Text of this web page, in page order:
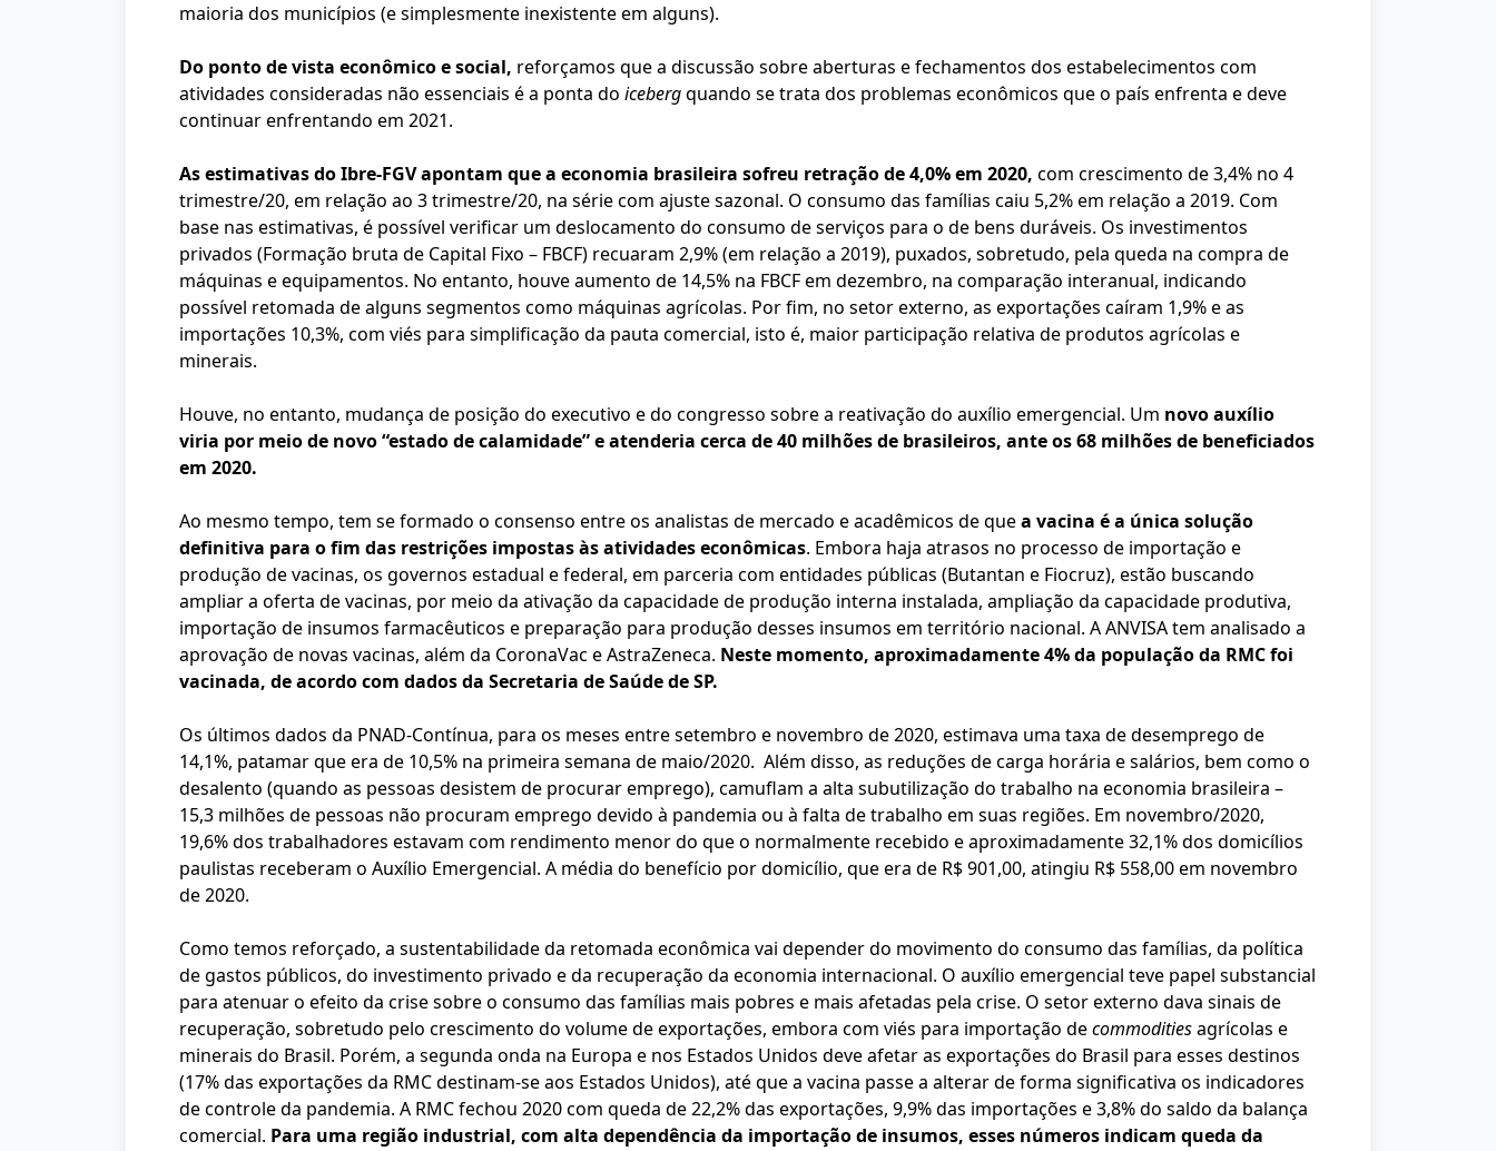
maioria dos municípios (e simplesmente inexistente em alguns).
Do ponto de vista econômico e social, reforçamos que a discussão sobre aberturas e fechamentos dos estabelecimentos com
atividades consideradas não essenciais é a ponta do icebergquando se trata dos problemas econômicos que o país enfrenta e deve
continuar enfrentando em 2021.
As estimativas do Ibre-FGV apontam que a economia brasileira sofreu retração de 4,0% em 2020, com crescimento de 3,4% no 4
trimestre/20, em relação ao 3 trimestre/20, na série com ajuste sazonal. O consumo das famílias caiu 5,2% em relação a 2019. Com
base nas estimativas, é possível verificar um deslocamento do consumo de serviços para o de bens duráveis. Os investimentos
privados (Formação bruta de Capital Fixo – FBCF) recuaram 2,9% (em relação a 2019), puxados, sobretudo, pela queda na compra de
máquinas e equipamentos. No entanto, houve aumento de 14,5% na FBCF em dezembro, na comparação interanual, indicando
possível retomada de alguns segmentos como máquinas agrícolas. Por fim, no setor externo, as exportações caíram 1,9% e as
importações 10,3%, com viés para simplificação da pauta comercial, isto é, maior participação relativa de produtos agrícolas e
minerais.
Houve, no entanto, mudança de posição do executivo e do congresso sobre a reativação do auxílio emergencial. Um novo auxílio
viria por meio de novo “estado de calamidade” e atenderia cerca de 40 milhões de brasileiros, ante os 68 milhões de beneficiados
em 2020.
Ao mesmo tempo, tem se formado o consenso entre os analistas de mercado e acadêmicos de quea vacina é a única solução
definitiva para o fim das restrições impostas às atividades econômicas. Embora haja atrasos no processo de importação e
produção de vacinas, os governos estadual e federal, em parceria com entidades públicas (Butantan e Fiocruz), estão buscando
ampliar a oferta de vacinas, por meio da ativação da capacidade de produção interna instalada, ampliação da capacidade produtiva,
importação de insumos farmacêuticos e preparação para produção desses insumos em território nacional. A ANVISA tem analisado a
aprovação de novas vacinas, além da CoronaVac e AstraZeneca. Neste momento, aproximadamente 4% da população da RMC foi
vacinada, de acordo com dados da Secretaria de Saúde de SP.
Os últimos dados da PNAD-Contínua, para os meses entre setembro e novembro de 2020, estimava uma taxa de desemprego de
14,1%, patamar que era de 10,5% na primeira semana de maio/2020. Além disso, as reduções de carga horária e salários, bem como o
desalento (quando as pessoas desistem de procurar emprego), camuflam a alta subutilização do trabalho na economia brasileira –
15,3 milhões de pessoas não procuram emprego devido à pandemia ou à falta de trabalho em suas regiões. Em novembro/2020,
19,6% dos trabalhadores estavam com rendimento menor do que o normalmente recebido e aproximadamente 32,1% dos domicílios
paulistas receberam o Auxílio Emergencial. A média do benefício por domicílio, que era de R$ 901,00, atingiu R$ 558,00 em novembro
de 2020.
Como temos reforçado, a sustentabilidade da retomada econômica vai depender do movimento do consumo das famílias, da política
de gastos públicos, do investimento privado e da recuperação da economia internacional. O auxílio emergencial teve papel substancial
para atenuar o efeito da crise sobre o consumo das famílias mais pobres e mais afetadas pela crise. O setor externo dava sinais de
recuperação, sobretudo pelo crescimento do volume de exportações, embora com viés para importação decommoditiesagrícolas e
minerais do Brasil. Porém, a segunda onda na Europa e nos Estados Unidos deve afetar as exportações do Brasil para esses destinos
(17% das exportações da RMC destinam-se aos Estados Unidos), até que a vacina passe a alterar de forma significativa os indicadores
de controle da pandemia. A RMC fechou 2020 com queda de 22,2% das exportações, 9,9% das importações e 3,8% do saldo da balança
comercial. Para uma região industrial, com alta dependência da importação de insumos, esses números indicam queda da